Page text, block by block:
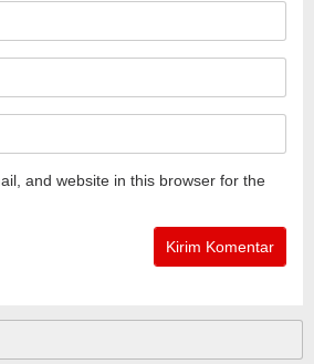
and website in this browser for the